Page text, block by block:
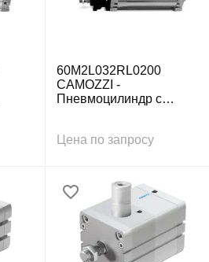
60M2L032RL0200
CAMOZZI -
Пневмоцилиндр с
Цена по запросу